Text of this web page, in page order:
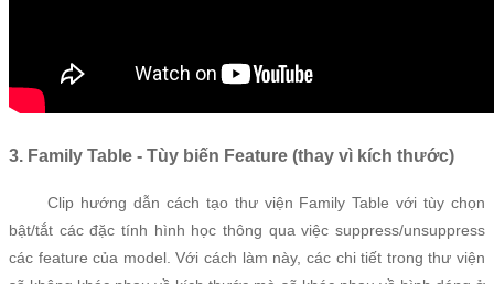
3. Family Table - Tùy biến Feature (thay vì kích thước)
Clip hướng dẫn cách tạo thư viện Family Table với tùy chọn
bật/tắt các đặc tính hình học thông qua việc suppress/unsuppress
các feature của model. Với cách làm này, các chi tiết trong thư viện